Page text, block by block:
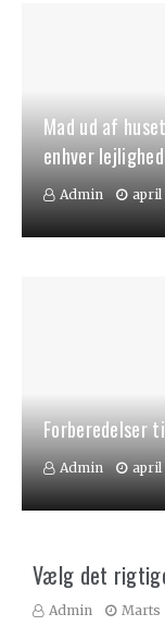
Mad ud af
enhver lejlighed
Admin april
Forberedelser
Admin april
Vælg det
Admin Marts